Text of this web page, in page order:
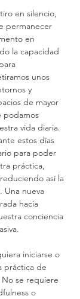
en silencio,
permanecer
en
la capacidad
unos
y
de mayor
podamos
vida diaria.
estos días
para poder
práctica,
así la
Una nueva
hacia
conciencia
iniciarse o
práctica de
se requiere
o